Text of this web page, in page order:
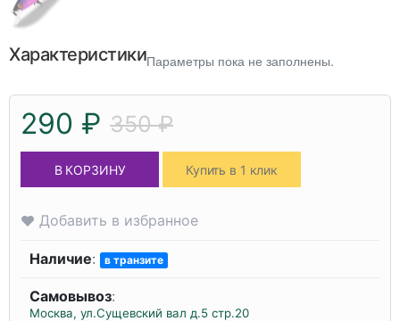
ХарактеристикиПараметры пока не заполнены.
290 ₽ 350 ₽
В КОРЗИНУ Купить в 1 клик
Добавить в избранное
Наличие: в транзите
Самовывоз:
Москва, ул.Сущевский вал д.5 стр.20